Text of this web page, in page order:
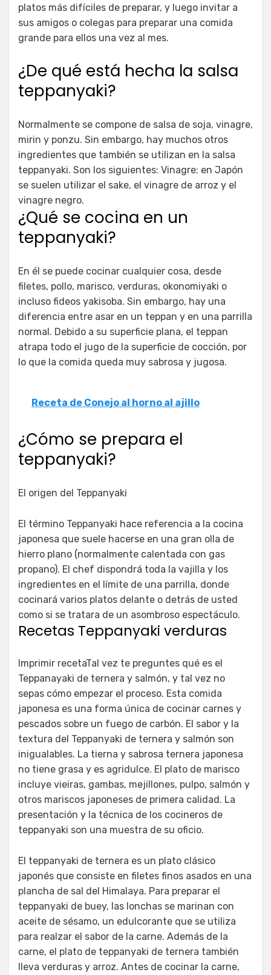
platos más difíciles de preparar, y luego invitar a
sus amigos o colegas para preparar una comida
grande para ellos una vez al mes.
¿De qué está hecha la salsa
teppanyaki?
Normalmente se compone de salsa de soja, vinagre,
mirin y ponzu. Sin embargo, hay muchos otros
ingredientes que también se utilizan en la salsa
teppanyaki. Son los siguientes: Vinagre: en Japón
se suelen utilizar el sake, el vinagre de arroz y el
vinagre negro.
¿Qué se cocina en un
teppanyaki?
En él se puede cocinar cualquier cosa, desde
filetes, pollo, marisco, verduras, okonomiyaki o
incluso fideos yakisoba. Sin embargo, hay una
diferencia entre asar en un teppan y en una parrilla
normal. Debido a su superficie plana, el teppan
atrapa todo el jugo de la superficie de cocción, por
lo que la comida queda muy sabrosa y jugosa.
Receta de Conejo al horno al ajillo
¿Cómo se prepara el
teppanyaki?
El origen del Teppanyaki
El término Teppanyaki hace referencia a la cocina
japonesa que suele hacerse en una gran olla de
hierro plano (normalmente calentada con gas
propano). El chef dispondrá toda la vajilla y los
ingredientes en el límite de una parrilla, donde
cocinará varios platos delante o detrás de usted
como si se tratara de un asombroso espectáculo.
Recetas Teppanyaki verduras
Imprimir recetaTal vez te preguntes qué es el
Teppanayaki de ternera y salmón, y tal vez no
sepas cómo empezar el proceso. Esta comida
japonesa es una forma única de cocinar carnes y
pescados sobre un fuego de carbón. El sabor y la
textura del Teppanyaki de ternera y salmón son
inigualables. La tierna y sabrosa ternera japonesa
no tiene grasa y es agridulce. El plato de marisco
incluye vieiras, gambas, mejillones, pulpo, salmón y
otros mariscos japoneses de primera calidad. La
presentación y la técnica de los cocineros de
teppanyaki son una muestra de su oficio.
El teppanyaki de ternera es un plato clásico
japonés que consiste en filetes finos asados en una
plancha de sal del Himalaya. Para preparar el
teppanyaki de buey, las lonchas se marinan con
aceite de sésamo, un edulcorante que se utiliza
para realzar el sabor de la carne. Además de la
carne, el plato de teppanyaki de ternera también
lleva verduras y arroz. Antes de cocinar la carne,